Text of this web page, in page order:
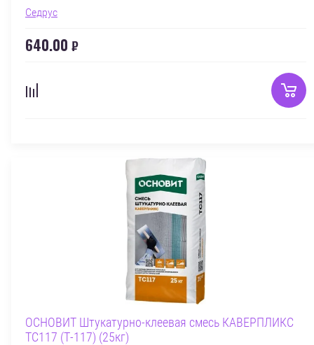
Седрус
640.00 ₽
ОСНОВИТ Штукатурно-клеевая смесь КАВЕРПЛИКС
ТС117 (T-117) (25кг)